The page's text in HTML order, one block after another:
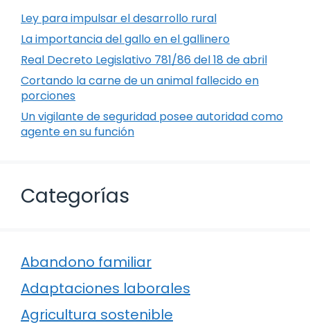
Ley para impulsar el desarrollo rural
La importancia del gallo en el gallinero
Real Decreto Legislativo 781/86 del 18 de abril
Cortando la carne de un animal fallecido en
porciones
Un vigilante de seguridad posee autoridad como
agente en su función
Categorías
Abandono familiar
Adaptaciones laborales
Agricultura sostenible